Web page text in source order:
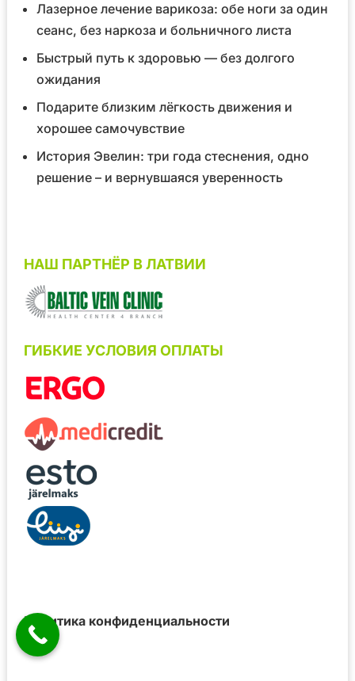
Лазерное лечение варикоза: обе ноги за один
сеанс, без наркоза и больничного листа
Быстрый путь к здоровью — без долгого
ожидания
Подарите близким лёгкость движения и
хорошее самочувствие
История Эвелин: три года стеснения, одно
решение – и вернувшаяся уверенность
НАШ ПАРТНЁР В ЛАТВИИ
ГИБКИЕ УСЛОВИЯ ОПЛАТЫ
Политика конфиденциальности